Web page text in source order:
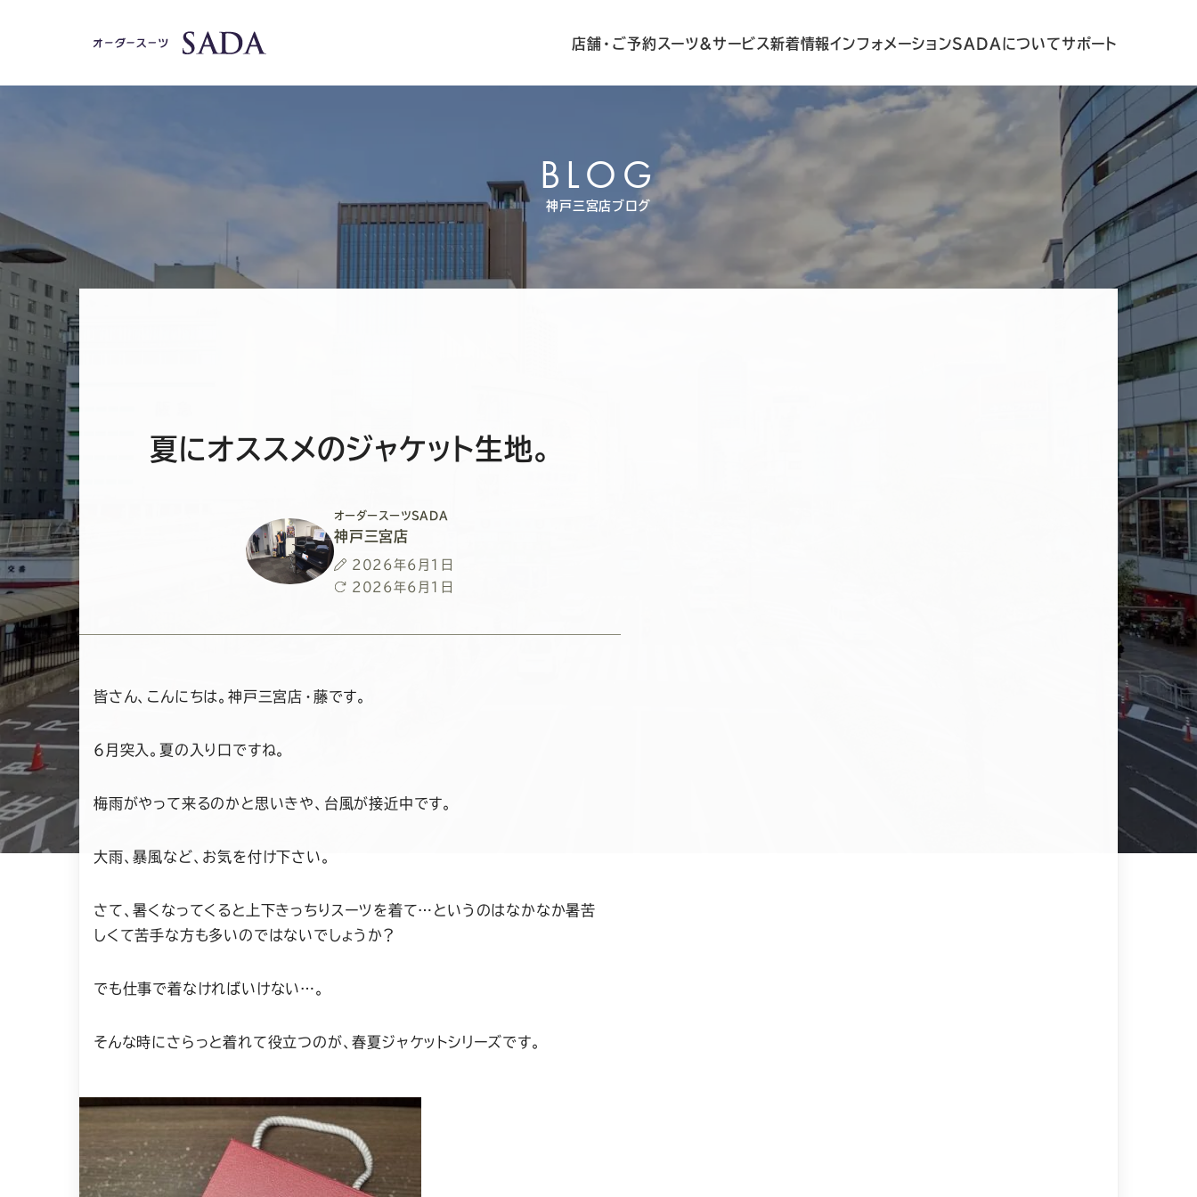
店舗・ご予約 スーツ&サービス新着情報インフォメーションSADAについてサポート
BLOG
神戸三宮店ブログ
夏にオススメのジャケット生地。
オーダースーツSADA
神戸三宮店
投
稿
2026年6月1日
最
更
2026年6月1日
皆さん、こんにちは。神戸三宮店・藤です。
6月突入。夏の入り口ですね。
梅雨がやって来るのかと思いきや、台風が接近中です。
大雨、暴風など、お気を付け下さい。
さて、暑くなってくると上下きっちりスーツを着て…というのはなかなか暑苦
しくて苦手な方も多いのではないでしょうか？
でも仕事で着なければいけない…。
そんな時にさらっと着れて役立つのが、春夏ジャケットシリーズです。